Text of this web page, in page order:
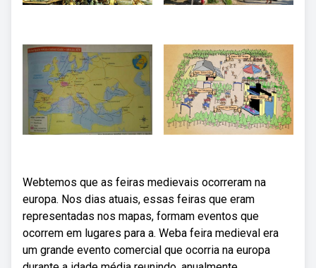
Webtemos que as feiras medievais ocorreram na
europa. Nos dias atuais, essas feiras que eram
representadas nos mapas, formam eventos que
ocorrem em lugares para a. Weba feira medieval era
um grande evento comercial que ocorria na europa